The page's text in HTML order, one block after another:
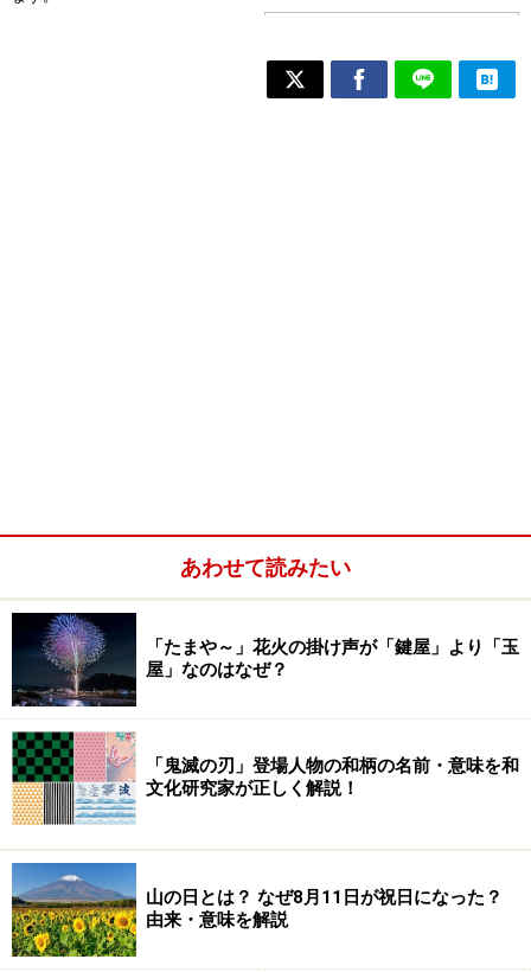
あわせて読みたい
「たまや～」花火の掛け声が「鍵屋」より「玉
屋」なのはなぜ？
「鬼滅の刃」登場人物の和柄の名前・意味を和
文化研究家が正しく解説！
山の日とは？ なぜ8月11日が祝日になった？
由来・意味を解説